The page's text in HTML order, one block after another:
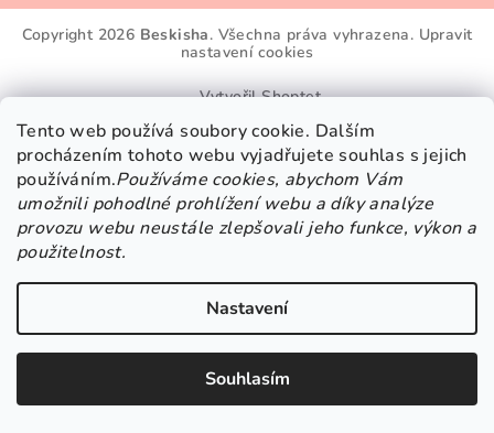
Tento web používá soubory cookie. Dalším
procházením tohoto webu vyjadřujete souhlas s jejich
používáním.Používáme cookies, abychom Vám
umožnili pohodlné prohlížení webu a díky analýze
provozu webu neustále zlepšovali jeho funkce, výkon a
použitelnost.
Nastavení
Souhlasím
a Copyright 2026 Beskisha. Všechna práva vyhrazena. Upravit
nastavení cookies
Vytvořil Shoptet